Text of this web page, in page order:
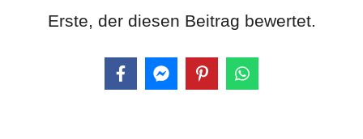
Erste, der diesen Beitrag bewertet.